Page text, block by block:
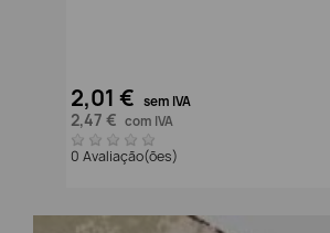
2,01 € sem IVA
2,47 € com IVA
0 Avaliação(ões)